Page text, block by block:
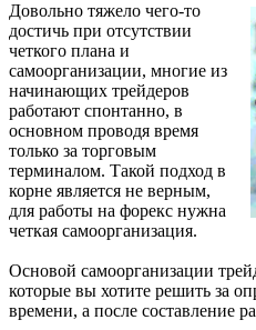
Довольно тяжело чего-то
достичь при отсутствии
четкого плана и
самоорганизации, многие из
начинающих трейдеров
работают спонтанно, в
основном проводя время
только за торговым
терминалом. Такой подход в
корне является не верным,
для работы на форекс нужна
четкая самоорганизация.
Основой самоорганизации
которые вы хотите решить за
времени, а после составление